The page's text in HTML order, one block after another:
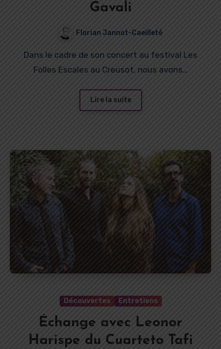
Gavali
Florian Jannot-Caeilleté
Dans le cadre de son concert au festival Les
Folles Escales au Creusot, nous avons…
Lire la suite
Découvertes Entretiens
Échange avec Leonor
Harispe du Cuarteto Tafi